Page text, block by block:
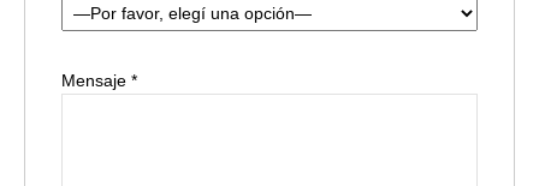
Mensaje *